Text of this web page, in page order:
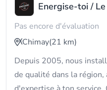
Energise-toi /
Pas encore d'évaluation
Chimay(21 km)
Depuis 2005, nous
de qualité dans la région,